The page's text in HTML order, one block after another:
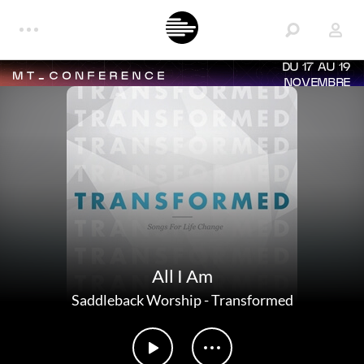
DU 17 AU 19
NOVEMBRE
All I Am
Saddleback Worship-Transformed